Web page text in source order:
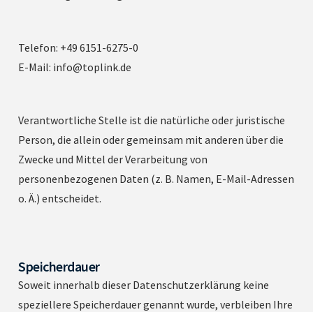
Telefon: +49 6151-6275-0
E-Mail: info@toplink.de
Verantwortliche Stelle ist die natürliche oder juristische
Person, die allein oder gemeinsam mit anderen über die
Zwecke und Mittel der Verarbeitung von
personenbezogenen Daten (z. B. Namen, E-Mail-Adressen
o. Ä.) entscheidet.
Speicherdauer
Soweit innerhalb dieser Datenschutzerklärung keine
speziellere Speicherdauer genannt wurde, verbleiben Ihre